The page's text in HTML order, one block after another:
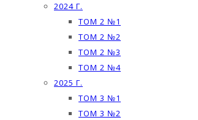
2024 Г.
ТОМ 2 №1
ТОМ 2 №2
ТОМ 2 №3
ТОМ 2 №4
2025 Г.
ТОМ 3 №1
ТОМ 3 №2